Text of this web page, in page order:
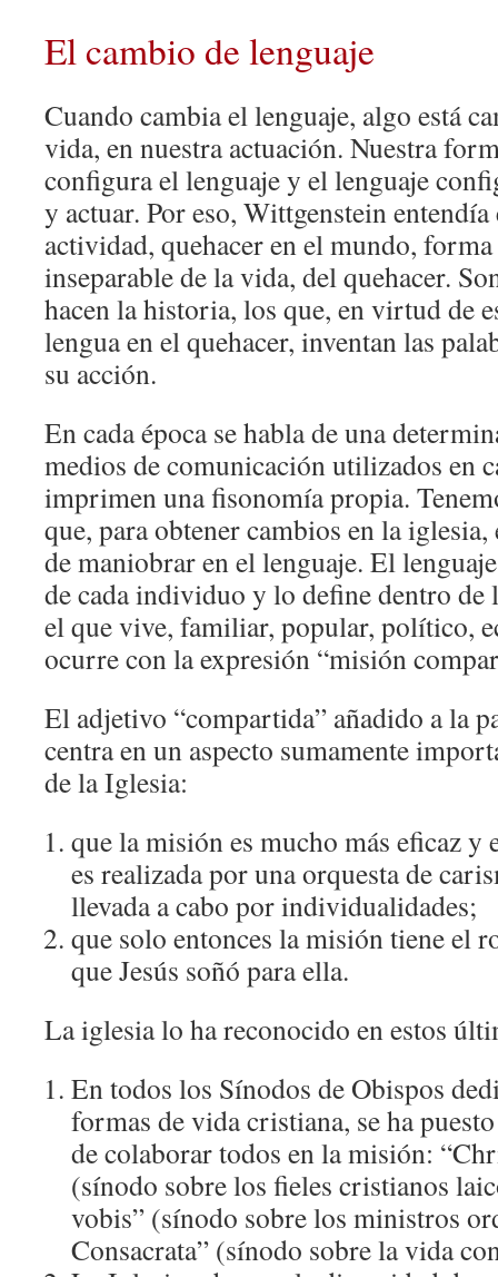
El cambio de lenguaje
Cuando cambia el lenguaje, algo está
vida, en nuestra actuación. Nuestra
configura el lenguaje y el lenguaje
y actuar. Por eso, Wittgenstein
actividad, quehacer en el mundo,
inseparable de la vida, del quehacer.
hacen la historia, los que, en virtud de
lengua en el quehacer, inventan las
su acción.
En cada época se habla de una
medios de comunicación utilizados en
imprimen una fisonomía propia.
que, para obtener cambios en la
de maniobrar en el lenguaje. El
de cada individuo y lo define dentro
el que vive, familiar, popular, político,
ocurre con la expresión “misión
El adjetivo “compartida” añadido a la
centra en un aspecto sumamente
de la Iglesia:
que la misión es mucho más eficaz y
es realizada por una orquesta de
llevada a cabo por individualidades;
que solo entonces la misión tiene el
que Jesús soñó para ella.
La iglesia lo ha reconocido en estos
En todos los Sínodos de Obispos
formas de vida cristiana, se ha
de colaborar todos en la misión:
(sínodo sobre los fieles cristianos
vobis” (sínodo sobre los ministros
Consacrata” (sínodo sobre la vida